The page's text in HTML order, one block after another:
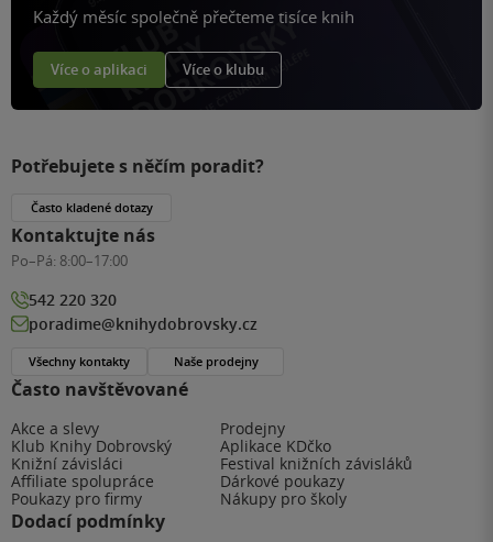
Každý měsíc společně přečteme tisíce knih
Více o aplikaci Více o klubu
Často navštěvované
Akce a slevy
Prodejny
Klub Knihy Dobrovský
Aplikace KDčko
Knižní závisláci
Festival knižních závisláků
Affiliate spolupráce
Dárkové poukazy
Poukazy pro firmy
Nákupy pro školy
Dodací podmínky
Potřebujete s něčím poradit?
Často kladené dotazy
Kontaktujte nás
Po–Pá: 8:00–17:00
542 220 320
poradime@knihydobrovsky.cz
Všechny kontakty Naše prodejny